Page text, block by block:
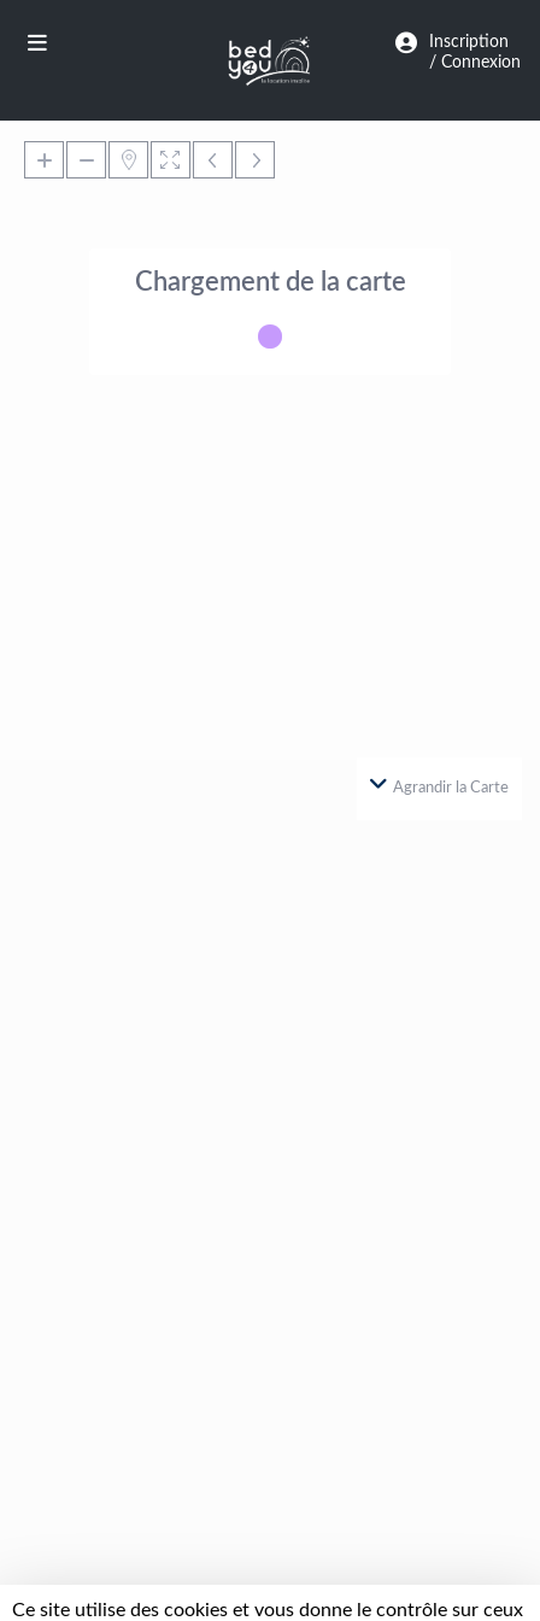
Inscription
/ Connexion
Chargement de la carte
Agrandir la Carte
Ce site utilise des cookies et vous donne le contrôle sur ceux